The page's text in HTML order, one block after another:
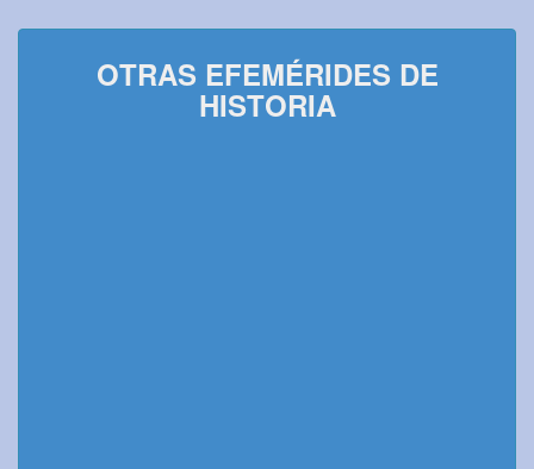
OTRAS EFEMÉRIDES DE
HISTORIA